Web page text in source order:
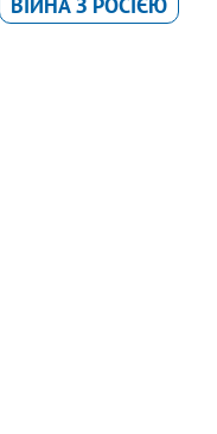
ВІЙНА З РОСІЄЮ